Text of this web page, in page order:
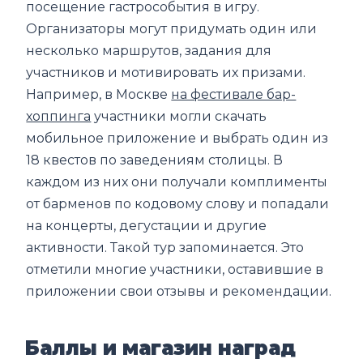
посещение гастрособытия в игру.
Организаторы могут придумать один или
несколько маршрутов, задания для
участников и мотивировать их призами.
Например, в Москве на фестивале бар-
хоппинга участники могли скачать
мобильное приложение и выбрать один из
18 квестов по заведениям столицы. В
каждом из них они получали комплименты
от барменов по кодовому слову и попадали
на концерты, дегустации и другие
активности. Такой тур запоминается. Это
отметили многие участники, оставившие в
приложении свои отзывы и рекомендации.
Баллы и магазин наград